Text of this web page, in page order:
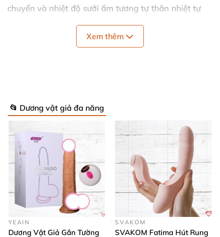
chuyển và nhiệt độ sưởi ấm tương tự thân nhiệt tự
tiết kiệm chi phí và thân thiện với môi trường.
tắm mà không lo hư hại. Hộp sản phẩm bao gồm
dương vật giả, cáp sạc và sách hướng dẫn chi tiết từ
Chúng tôi, tạo điều kiện thuận lợi cho người dùng.
Hướng dẫn sử dụng & bảo quản đơn giản
Trước khi dùng, hãy vệ sinh sản phẩm sạch sẽ. Nhấn
giữ nút nguồn khoảng 2 giây để khởi động, sau đó
Xem thêm
📂 Dương vật giả đa năng
YEAIN
Dương Vật Giả Gắn Tường
SVAKOM
SVAKOM Fatima Hút Rung